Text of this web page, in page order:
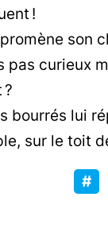
!
son
curieux
bourrés lui
sur le toit